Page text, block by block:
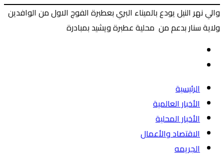
والي نهر النيل يودع بالميناء البري بعطبرة الفوج الاول من الوافدين
ولاية سنار بدعم من محلية عطبرة ويشيد بمبادرة
الرئيسية
الأخبار العالمية
الأخبار المحلية
الاقتصاد والأعمال
الجريمه